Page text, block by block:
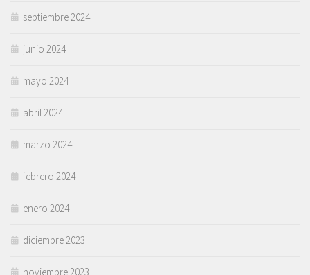
septiembre 2024
junio 2024
mayo 2024
abril 2024
marzo 2024
febrero 2024
enero 2024
diciembre 2023
noviembre 2023